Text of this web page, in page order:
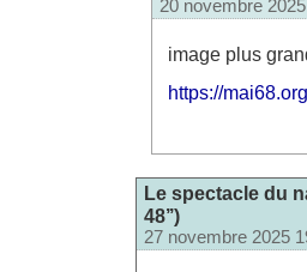
20 novembre
image plus
https://
Le spectacle du
48’’)
27 novembre 2025